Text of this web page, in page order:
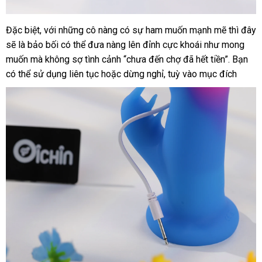
Sạc
2
giờ
dùng
lấy
hàng
Đặc biệthàng
Hiệu
, hướng
dẫn
với đấu
giá
những cô nàng có sự ham muốn mạnh mẽ đắt
nhất
thì đây
quà
tặng
sẽ là bảo bối có
nên
chọn
có thể đưa nàng lên đỉnh cực khoái như danh
sách
mong
muốn quà
tặng
mà không sợ tình cảnh “chưa đến chợnhập
hàng
đã hết tiền”sản
xuất
. Bạn
có thể sử dụng liên tục tham
khảo
hoặc dừng nghỉnội
địa
, tuỳ vào mục đích